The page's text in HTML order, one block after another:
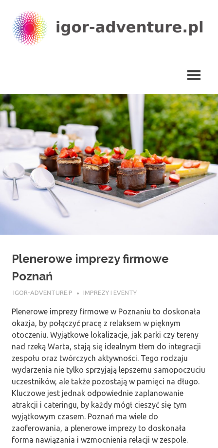
content
Plenerowe imprezy firmowe
Poznań
11 SIERPNIA 2017
IGOR-ADVENTURE.P IMPREZY I EVENTY
Plenerowe imprezy firmowe w Poznaniu to doskonała
okazja, by połączyć pracę z relaksem w pięknym
otoczeniu. Wyjątkowe lokalizacje, jak parki czy tereny
nad rzeką Warta, stają się idealnym tłem do integracji
zespołu oraz twórczych aktywności. Tego rodzaju
wydarzenia nie tylko sprzyjają lepszemu samopoczuciu
uczestników, ale także pozostają w pamięci na długo.
Kluczowe jest jednak odpowiednie zaplanowanie
atrakcji i cateringu, by każdy mógł cieszyć się tym
wyjątkowym czasem. Poznań ma wiele do
zaoferowania, a plenerowe imprezy to doskonała
forma nawiązania i wzmocnienia relacji w zespole.